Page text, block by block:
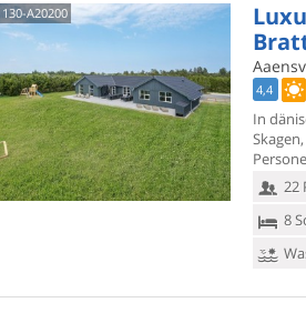
130-A20200
4,4
In
22
8